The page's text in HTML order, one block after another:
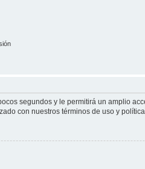
segundos y le permitirá un amplio
con nuestros términos de uso y